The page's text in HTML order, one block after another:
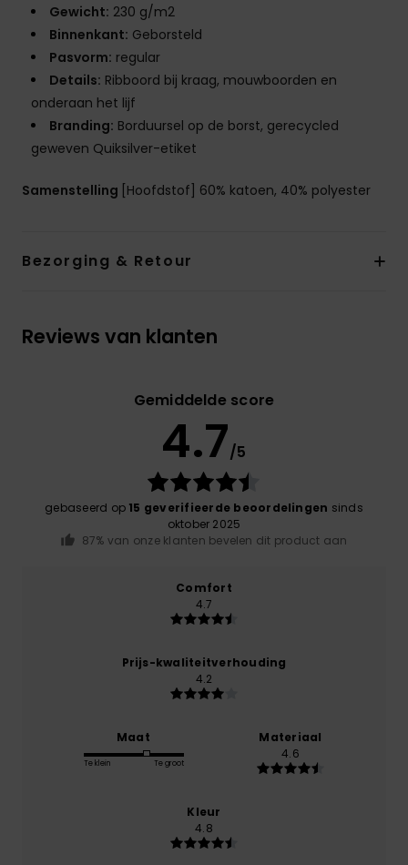
Gewicht: 230 g/m2
Binnenkant: Geborsteld
Pasvorm: regular
Details: Ribboord bij kraag, mouwboorden en
onderaan het lijf
Branding: Borduursel op de borst, gerecycled
geweven Quiksilver-etiket
Samenstelling [Hoofdstof] 60% katoen, 40% polyester
Bezorging & Retour
Reviews van klanten
Gemiddelde score
4.7/5
gebaseerd op 15 geverifieerde beoordelingen sinds
oktober 2025
87% van onze klanten bevelen dit product aan
Comfort
4.7
Prijs-kwaliteitverhouding
4.2
Maat
Te klein Te groot
Materiaal
4.6
Kleur
4.8